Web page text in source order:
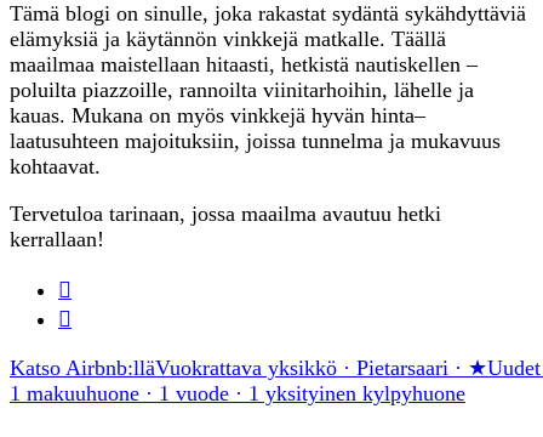
Tämä blogi on sinulle, joka rakastat sydäntä sykähdyttäviä
elämyksiä ja käytännön vinkkejä matkalle. Täällä
maailmaa maistellaan hitaasti, hetkistä nautiskellen –
poluilta piazzoille, rannoilta viinitarhoihin, lähelle ja
kauas. Mukana on myös vinkkejä hyvän hinta–
laatusuhteen majoituksiin, joissa tunnelma ja mukavuus
kohtaavat.
Tervetuloa tarinaan, jossa maailma avautuu hetki
kerrallaan!
Katso Airbnb:lläVuokrattava yksikkö · Pietarsaari · ★Uudet
1 makuuhuone · 1 vuode · 1 yksityinen kylpyhuone